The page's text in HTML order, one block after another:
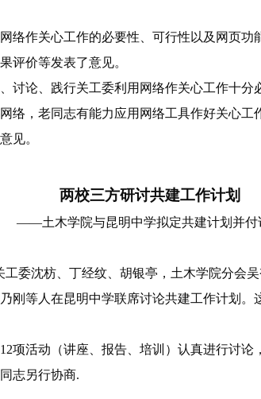
络作关心工作的必要性、可行性以及网页功
评价等发表了意见。
讨论、践行关工委利用网络作关心工作十分
络，老同志有能力应用网络工具作好关心工
见。
两校三方研讨共建工作计划
——土木学院与昆明中学拟定共建计划并付
工委沈枋、丁经纹、胡银亭，土木学院分会
刚等人在昆明中学联席讨论共建工作计划。
12项活动（讲座、报告、培训）认真进行讨论
志另行协商.